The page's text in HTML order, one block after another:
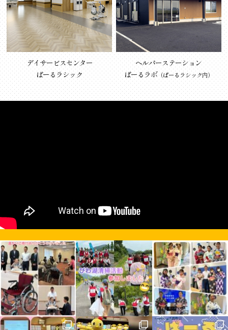
デイサービスセンター
ぱーるラシック
ヘルパーステーション
ぱーるラボ（ぱーるラシック内）